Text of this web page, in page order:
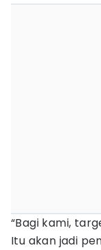
“Bagi kami,
Itu akan jadi